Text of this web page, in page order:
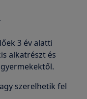
3 év alatti
alkatrészt és
szerelhetik fel